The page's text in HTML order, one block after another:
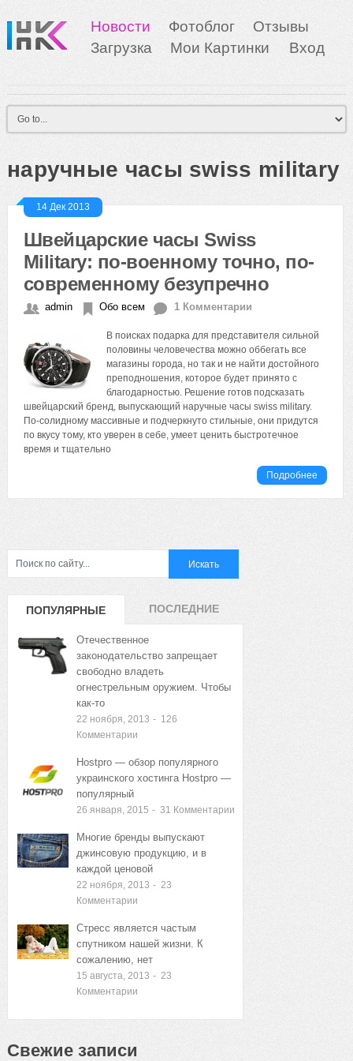
Новости Фотоблог
Отзывы
Загрузка
Мои Картинки Вход
наручные часы swiss military
14 Дек 2013
Швейцарские часы Swiss
Military: по-военному точно, по-
современному безупречно
admin Обо всем 1 Комментарии
В поисках подарка для представителя сильной
половины человечества можно оббегать все
магазины города, но так и не найти достойного
преподношения, которое будет принято с
благодарностью. Решение готов подсказать
швейцарский бренд, выпускающий наручные часы swiss military.
По-солидному массивные и подчеркнуто стильные, они придутся
по вкусу тому, кто уверен в себе, умеет ценить быстротечное
время и тщательно
Подробнее
ПОПУЛЯРНЫЕ
ЗАПИСИ
ПОСЛЕДНИЕ
Отечественное
законодательство запрещает
свободно владеть
огнестрельным оружием. Чтобы
как-то
22 ноября, 2013 - 126
Комментарии
Hostpro — обзор популярного
украинского хостинга Hostpro —
популярный
26 января, 2015 - 31 Комментарии
Многие бренды выпускают
джинсовую продукцию, и в
каждой ценовой
22 ноября, 2013 - 23
Комментарии
Стресс является частым
спутником нашей жизни. К
сожалению, нет
15 августа, 2013 - 23
Комментарии
Свежие записи